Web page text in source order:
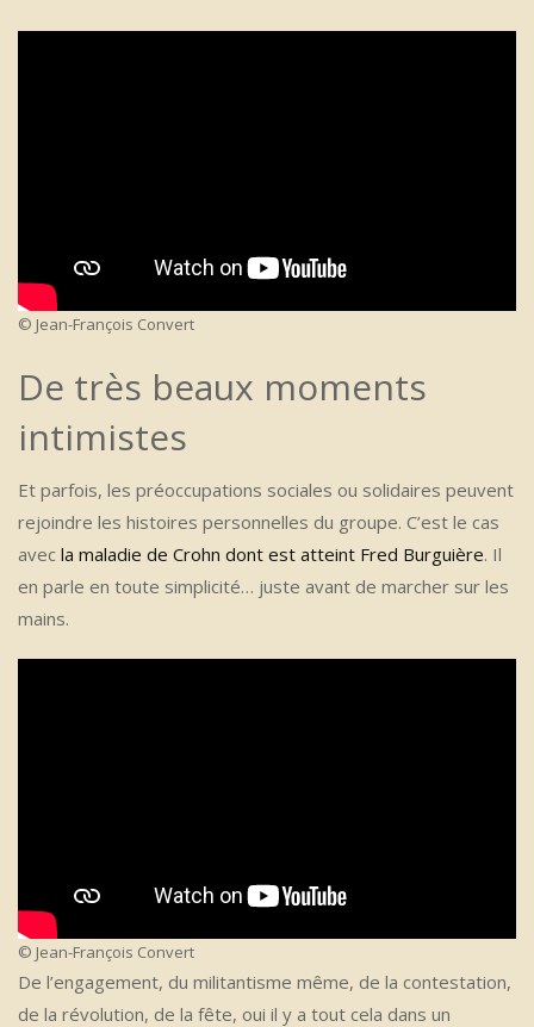
© Jean-François Convert
De très beaux moments
intimistes
Et parfois, les préoccupations sociales ou solidaires peuvent
rejoindre les histoires personnelles du groupe. C’est le cas
avec la maladie de Crohn dont est atteint Fred Burguière. Il
en parle en toute simplicité… juste avant de marcher sur les
mains.
© Jean-François Convert
De l’engagement, du militantisme même, de la contestation,
de la révolution, de la fête, oui il y a tout cela dans un